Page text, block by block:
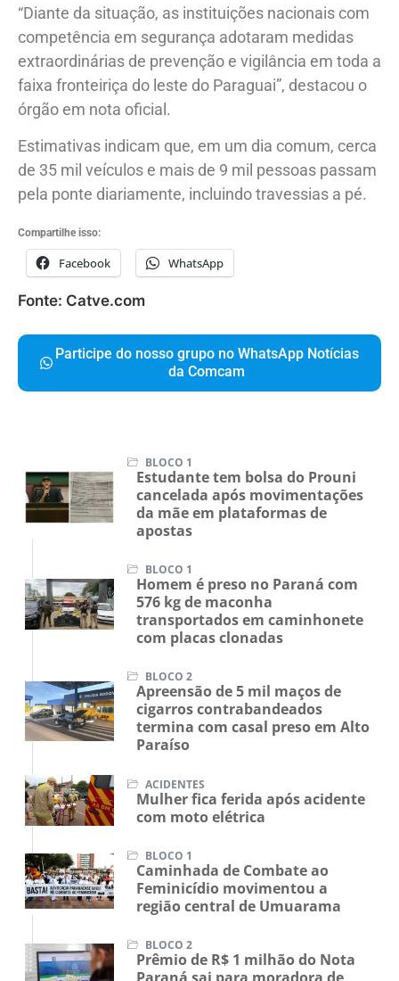
“Diante da situação, as instituições nacionais com
competência em segurança adotaram medidas
extraordinárias de prevenção e vigilância em toda a
faixa fronteiriça do leste do Paraguai”, destacou o
órgão em nota oficial.
Estimativas indicam que, em um dia comum, cerca
de 35 mil veículos e mais de 9 mil pessoas passam
pela ponte diariamente, incluindo travessias a pé.
Compartilhe isso:
Facebook WhatsApp
Fonte: Catve.com
Participe do nosso grupo no WhatsApp Notícias
da Comcam
BLOCO 1
Estudante tem bolsa do Prouni
cancelada após movimentações
da mãe em plataformas de
apostas
BLOCO 1
Homem é preso no Paraná com
576 kg de maconha
transportados em caminhonete
com placas clonadas
BLOCO 2
Apreensão de 5 mil maços de
cigarros contrabandeados
termina com casal preso em Alto
Paraíso
ACIDENTES
Mulher fica ferida após acidente
com moto elétrica
BLOCO 1
Caminhada de Combate ao
Feminicídio movimentou a
região central de Umuarama
BLOCO 2
Prêmio de R$ 1 milhão do Nota